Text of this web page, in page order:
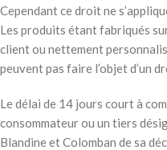
Cependant ce droit ne
Les produits étant fabriqués
client ou nettement
peuvent pas faire l’objet d’un
Le délai de 14 jours court à
consommateur ou un tiers
Blandine et Colomban de sa